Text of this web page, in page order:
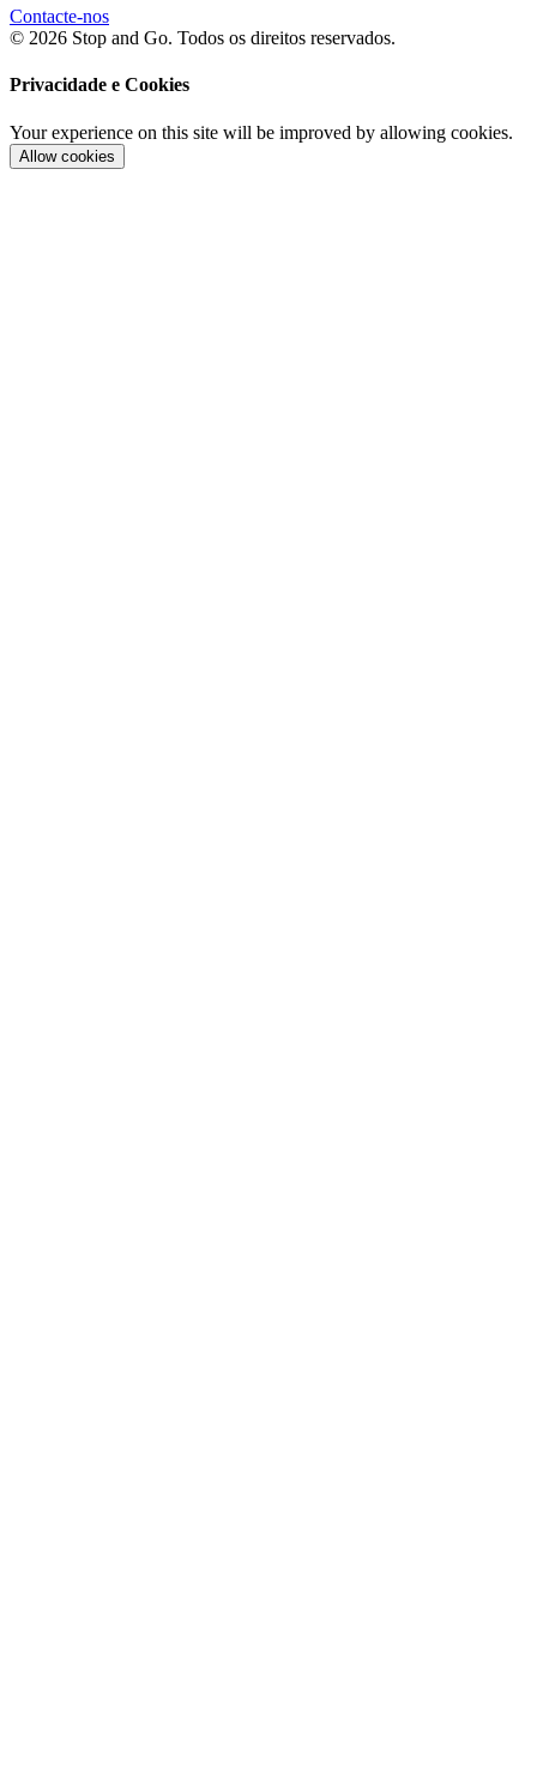
Contacte-nos
© 2026 Stop and Go. Todos os direitos reservados.
Privacidade e Cookies
Your experience on this site will be improved by allowing cookies.
Allow cookies